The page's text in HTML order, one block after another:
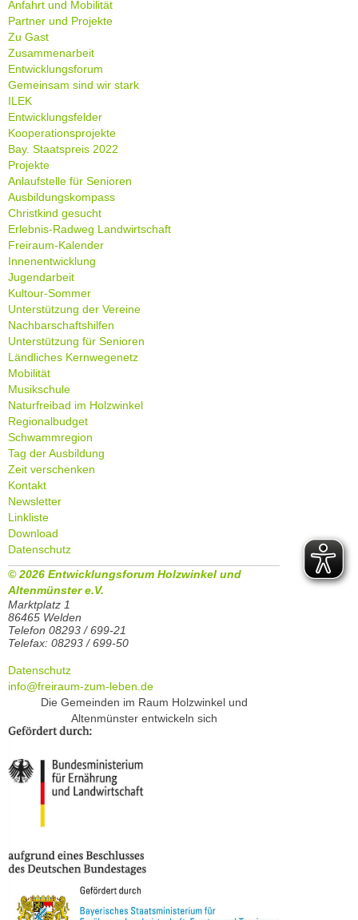
Anfahrt und Mobilität
Partner und Projekte
Zu Gast
Zusammenarbeit
Entwicklungsforum
Gemeinsam sind wir stark
ILEK
Entwicklungsfelder
Kooperationsprojekte
Bay. Staatspreis 2022
Projekte
Anlaufstelle für Senioren
Ausbildungskompass
Christkind gesucht
Erlebnis-Radweg Landwirtschaft
Freiraum-Kalender
Innenentwicklung
Jugendarbeit
Kultour-Sommer
Unterstützung der Vereine
Nachbarschaftshilfen
Unterstützung für Senioren
Ländliches Kernwegenetz
Mobilität
Musikschule
Naturfreibad im Holzwinkel
Regionalbudget
Schwammregion
Tag der Ausbildung
Zeit verschenken
Kontakt
Newsletter
Linkliste
Download
Datenschutz
© 2026 Entwicklungsforum Holzwinkel und
Altenmünster e.V.
Marktplatz 1
86465 Welden
Telefon 08293 / 699-21
Telefax: 08293 / 699-50
Datenschutz
info@freiraum-zum-leben.de
Die Gemeinden im Raum Holzwinkel und
Altenmünster entwickeln sich